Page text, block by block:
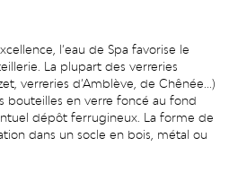
l’eau de Spa favorise le
La plupart des verreries
verreries d’Amblève, de Chênée...)
bouteilles en verre foncé au fond
dépôt ferrugineux. La forme de
dans un socle en bois, métal ou